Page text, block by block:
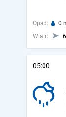
Opad: 0
Wiatr:
05:00